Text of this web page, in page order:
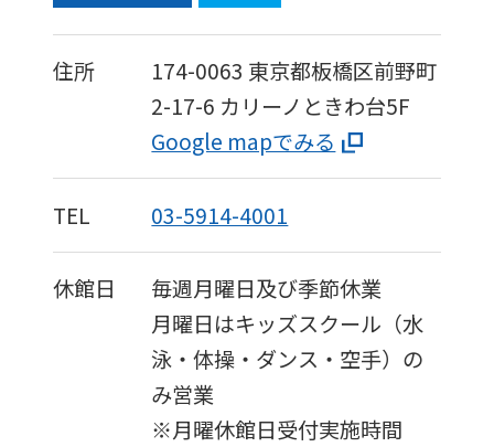
住所 174-0063 東京都板橋区前野町
2-17-6 カリーノときわ台5F
Google mapでみる
TEL 03-5914-4001
休館日
毎週月曜日及び季節休業
月曜日はキッズスクール（水
泳・体操・ダンス・空手）の
み営業
※月曜休館日受付実施時間